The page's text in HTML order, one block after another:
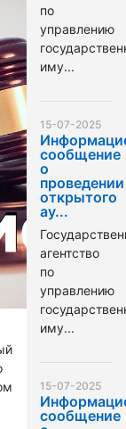
по
управлению
иму...
15-07-2025
сообщение
о
проведении
открытого
ау...
агентство
по
управлению
иму...
15-07-2025
сообщение